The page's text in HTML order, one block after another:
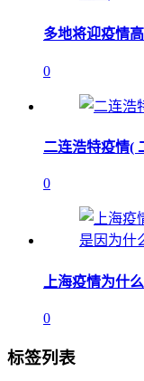
多地将迎疫情
0
二连浩特疫情(
0
上海疫情为什
0
标签列表